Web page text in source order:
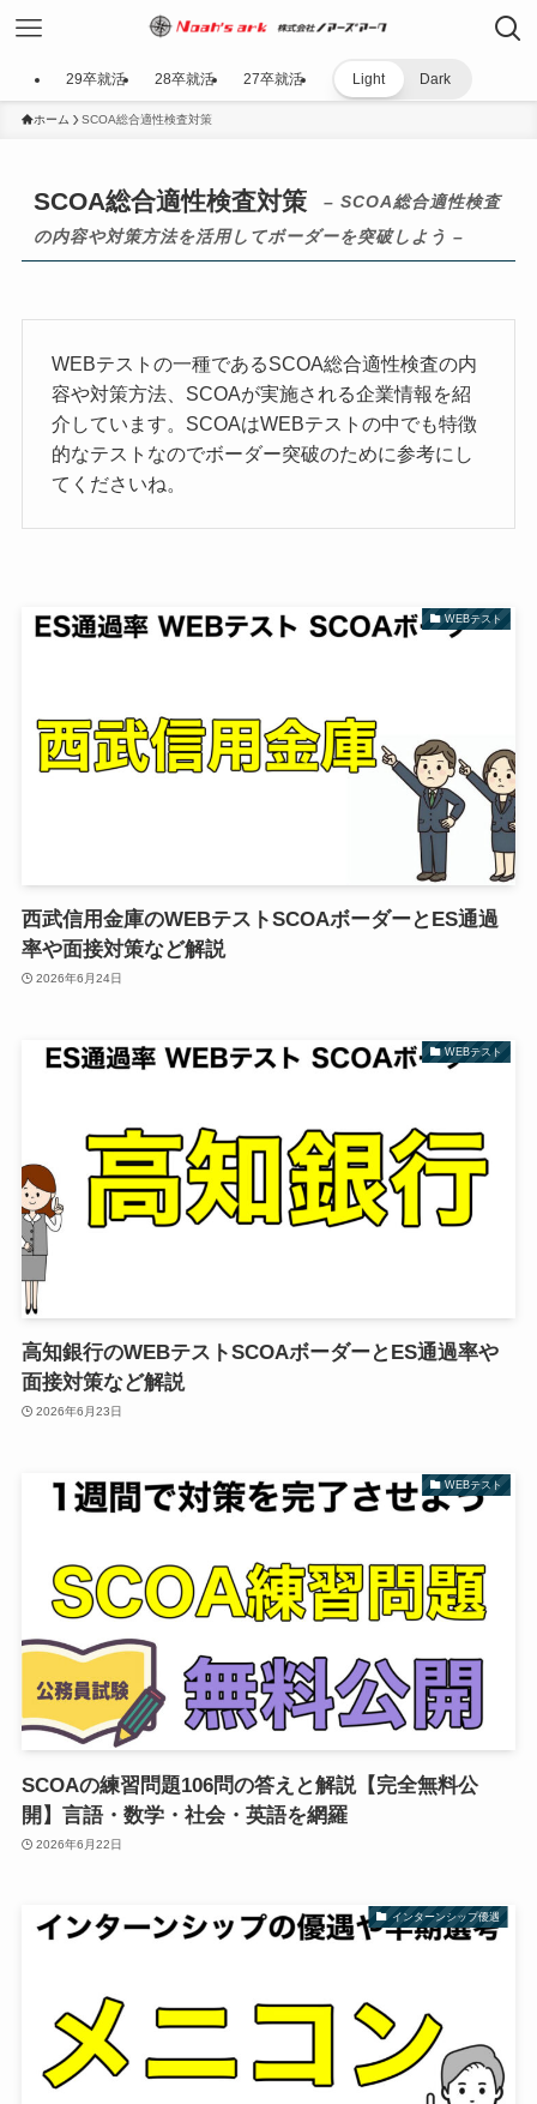
29卒就活 28卒就活 27卒就活 Light Dark
ホーム SCOA総合適性検査対策
SCOA総合適性検査対策
– SCOA総合適性検査
の内容や対策方法を活用してボーダーを突破しよう –
WEBテストの一種であるSCOA総合適性検査の内
容や対策方法、SCOAが実施される企業情報を紹
介しています。SCOAはWEBテストの中でも特徴
的なテストなのでボーダー突破のために参考にし
てくださいね。
WEBテスト
西武信用金庫のWEBテストSCOAボーダーとES通過
率や面接対策など解説
2026年6月24日
WEBテスト
高知銀行のWEBテストSCOAボーダーとES通過率や
面接対策など解説
2026年6月23日
WEBテスト
SCOAの練習問題106問の答えと解説【完全無料公
開】言語・数学・社会・英語を網羅
2026年6月22日
インターンシップ優遇